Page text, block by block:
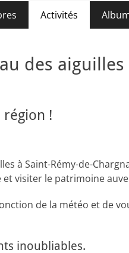
Activités
des aiguilles
!
à Saint-Rémy-de-
visiter le patrimoine
de la météo et de
inoubliables.